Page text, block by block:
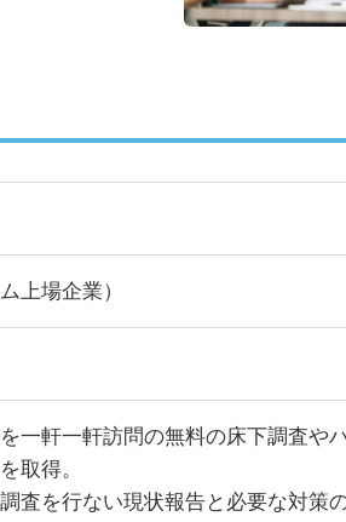
上場企業）
一軒一軒訪問の無料の床下調査や
取得。
査を行ない現状報告と必要な対策